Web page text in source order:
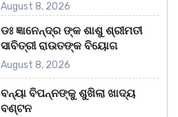
August 8, 2026
ଡଃ ଜ୍ଞାନେନ୍ଦ୍ର ଙ୍କ ଶାଶୁ ଶ୍ରୀମତୀ
ସାବିତ୍ରୀ ରାଉତଙ୍କ ବିୟୋଗ
August 8, 2026
ବନ୍ୟା ବିପନ୍ନଙ୍କୁ ଶୁଖିଲା ଖାଦ୍ୟ
ବଣ୍ଟନ